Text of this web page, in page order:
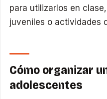
para utilizarlos en
juveniles o actividades
Cómo organizar
adolescentes